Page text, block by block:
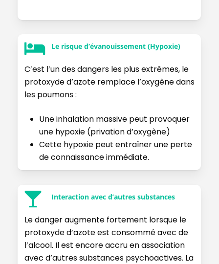
Le risque d’évanouissement (Hypoxie)
C’est l’un des dangers les plus extrêmes, le
protoxyde d’azote remplace l’oxygène dans
les poumons :
Une inhalation massive peut provoquer
une hypoxie (privation d’oxygène)
Cette hypoxie peut entraîner une perte
de connaissance immédiate.
Interaction avec d’autres substances
Le danger augmente fortement lorsque le
protoxyde d’azote est consommé avec de
l’alcool. Il est encore accru en association
avec d’autres substances psychoactives. La